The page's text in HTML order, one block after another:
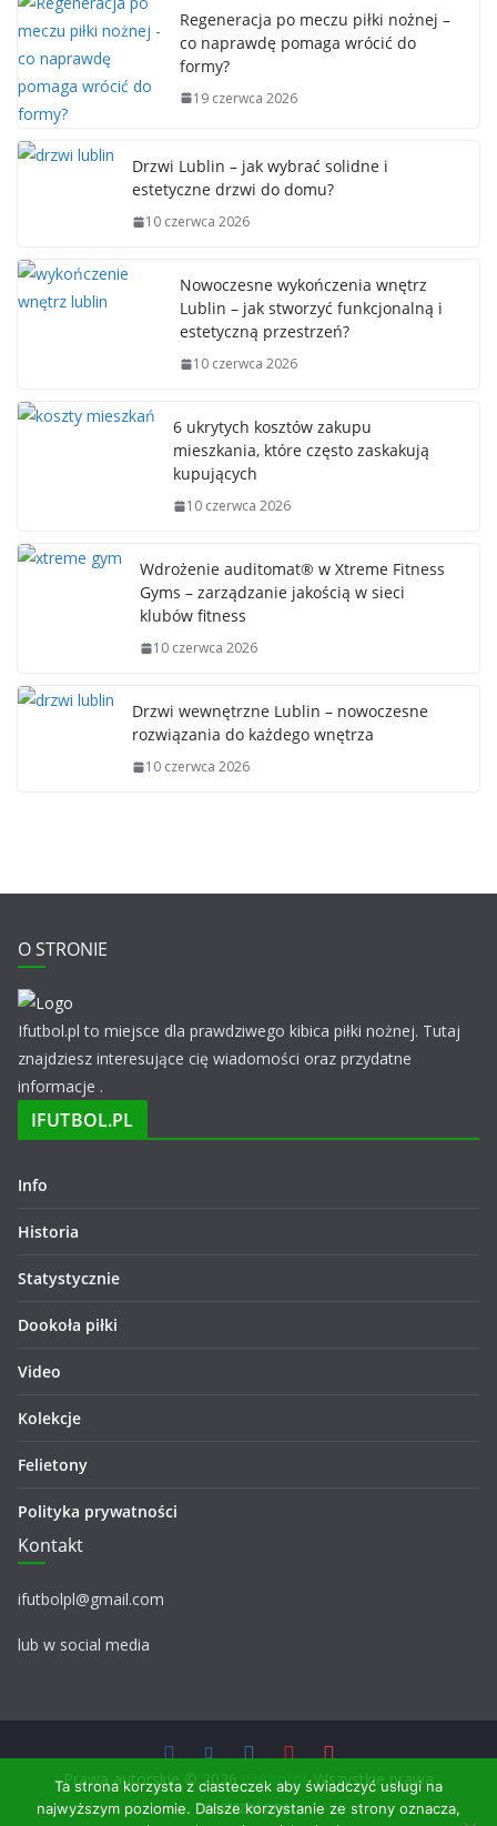
Regeneracja po meczu piłki nożnej –
co naprawdę pomaga wrócić do
formy?
19 czerwca 2026
Drzwi Lublin – jak wybrać solidne i
estetyczne drzwi do domu?
10 czerwca 2026
Nowoczesne wykończenia wnętrz
Lublin – jak stworzyć funkcjonalną i
estetyczną przestrzeń?
10 czerwca 2026
6 ukrytych kosztów zakupu
mieszkania, które często zaskakują
kupujących
10 czerwca 2026
Wdrożenie auditomat® w Xtreme Fitness
Gyms – zarządzanie jakością w sieci
klubów fitness
10 czerwca 2026
Drzwi wewnętrzne Lublin – nowoczesne
rozwiązania do każdego wnętrza
10 czerwca 2026
O STRONIE
Ifutbol.pl to miejsce dla prawdziwego kibica piłki nożnej. Tutaj
znajdziesz interesujące cię wiadomości oraz przydatne
informacje .
IFUTBOL.PL
Info
Historia
Statystycznie
Dookoła piłki
Video
Kolekcje
Felietony
Polityka prywatności
Kontakt
ifutbolpl@gmail.com
lub w social media
Prawa autorskie © 2026iFutbol.pl . Wszystkie prawa
zastrzeżone.
Ta strona korzysta z ciasteczek aby świadczyć usługi na
najwyższym poziomie. Dalsze korzystanie ze strony oznacza,